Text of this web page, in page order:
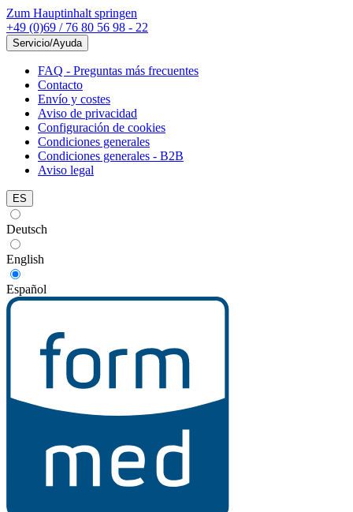
Zum Hauptinhalt springen
+49 (0)69 / 76 80 56 98 - 22
Servicio/Ayuda
FAQ - Preguntas más frecuentes
Contacto
Envío y costes
Aviso de privacidad
Configuración de cookies
Condiciones generales
Condiciones generales - B2B
Aviso legal
ES
Deutsch
English
Español